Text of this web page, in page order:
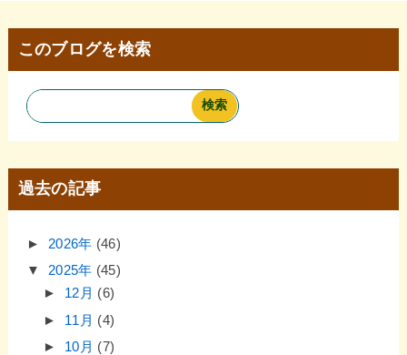
このブログを検索
過去の記事
► 2026年 (46)
▼ 2025年 (45)
► 12月 (6)
► 11月 (4)
► 10月 (7)